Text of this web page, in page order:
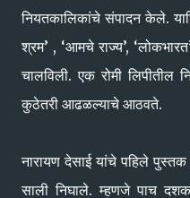
नियतकालिकांचे संपादन केले.
श्रम’ , ‘आमचे राज्य’,
चालविली. एक रोमी लिपीतील
कुठेतरी आढळल्याचे आठवते.
नारायण देसाई यांचे पहिले
साली निघाले. म्हणजे पाच